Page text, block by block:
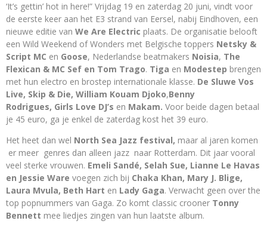
‘It’s gettin’ hot in here!” Vrijdag 19 en zaterdag 20 juni, vindt voor
de eerste keer aan het E3 strand van Eersel, nabij Eindhoven, een
nieuwe editie van We Are Electric plaats. De organisatie belooft
een Wild Weekend of Wonders met Belgische toppers Netsky &
Script MC en Goose, Nederlandse beatmakers Noisia, The
Flexican & MC Sef en Tom Trago. Tiga en Modestep brengen
met hun electro en brostep internationale klasse. De Sluwe Vos
Live, Skip & Die, William Kouam Djoko,Benny
Rodrigues, Girls Love DJ’s en Makam. Voor beide dagen betaal
je 45 euro, ga je enkel de zaterdag kost het 39 euro.
Het heet dan wel North Sea Jazz festival, maar al jaren komen
er meer genres dan alleen jazz naar Rotterdam. Dit jaar vooral
veel sterke vrouwen. Emeli Sandé, Selah Sue, Lianne Le Havas
en Jessie Ware voegen zich bij Chaka Khan, Mary J. Blige,
Laura Mvula, Beth Hart en Lady Gaga. Verwacht geen over the
top popnummers van Gaga. Zo komt classic crooner Tonny
Bennett mee liedjes zingen van hun laatste album.